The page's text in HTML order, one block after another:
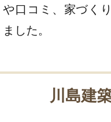
や口コミ、家づく
ました。
川島建